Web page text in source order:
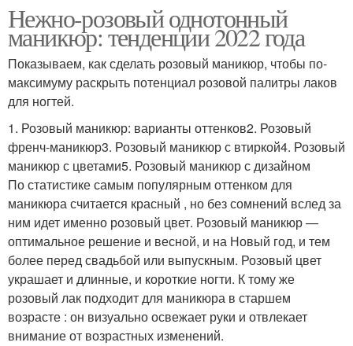
Нежно-розовый однотонный
маникюр: тенденции 2022 года
Показываем, как сделать розовый маникюр, чтобы по-
максимуму раскрыть потенциал розовой палитры лаков
для ногтей.
1. Розовый маникюр: варианты оттенков2. Розовый
френч-маникюр3. Розовый маникюр с втиркой4. Розовый
маникюр с цветами5. Розовый маникюр с дизайном
По статистике самым популярным оттенком для
маникюра считается красный , но без сомнений вслед за
ним идет именно розовый цвет. Розовый маникюр —
оптимальное решение и весной, и на Новый год, и тем
более перед свадьбой или выпускным. Розовый цвет
украшает и длинные, и короткие ногти. К тому же
розовый лак подходит для маникюра в старшем
возрасте : он визуально освежает руки и отвлекает
внимание от возрастных изменений.